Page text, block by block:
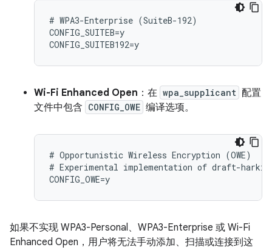
# WPA3-Enterprise (SuiteB-192)
CONFIG_SUITEB=y
Wi-Fi Enhanced Open ：在 wpa_supplicant 配置
文件中包含 CONFIG_OWE 编译选项。
# Opportunistic Wireless Encryption (OWE)
# Experimental implementation of draft-
如果不实现 WPA3-Personal、WPA3-Enterprise 或 Wi-Fi
Enhanced Open，用户将无法手动添加、扫描或连接到这